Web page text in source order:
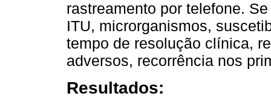
rastreamento por telefone.
ITU, microrganismos,
tempo de resolução clínica,
adversos, recorrência nos
Resultados: